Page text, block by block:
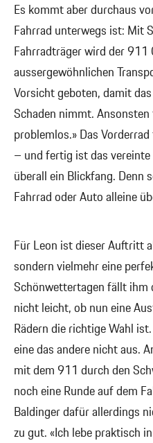
Es kommt aber durchaus
Fahrrad unterwegs ist: Mit
Fahrradträger wird der 911
aussergewöhnlichen
Vorsicht geboten, damit
Schaden nimmt.
problemlos.» Das
– und fertig ist das
überall ein Blickfang. Denn
Fahrrad oder Auto alleine
Für Leon ist dieser Auftritt
sondern vielmehr eine
Schönwettertagen fällt ihm
nicht leicht, ob nun eine
Rädern die richtige Wahl
eine das andere nicht aus.
mit dem 911 durch den
noch eine Runde auf dem
Baldinger dafür allerdings
zu gut. «Ich lebe praktisch